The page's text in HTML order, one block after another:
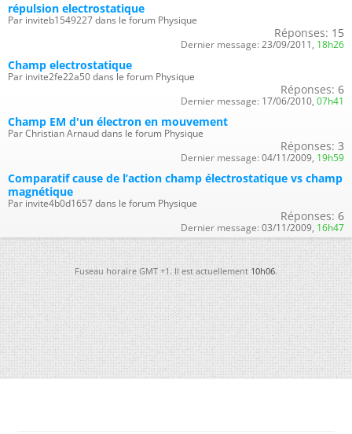
répulsion electrostatique
Par inviteb1549227 dans le forum Physique
Réponses: 15
Dernier message: 23/09/2011, 18h26
Champ electrostatique
Par invite2fe22a50 dans le forum Physique
Réponses: 6
Dernier message: 17/06/2010, 07h41
Champ EM d'un électron en mouvement
Par Christian Arnaud dans le forum Physique
Réponses: 3
Dernier message: 04/11/2009, 19h59
Comparatif cause de l’action champ électrostatique vs champ
magnétique
Par invite4b0d1657 dans le forum Physique
Réponses: 6
Dernier message: 03/11/2009, 16h47
Fuseau horaire GMT +1. Il est actuellement10h06.